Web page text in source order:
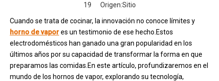
19 Origen:Sitio
Cuando se trata de cocinar, la innovación no conoce límites y
horno de vapores un testimonio de ese hecho.Estos
electrodomésticos han ganado una gran popularidad en los
últimos años por su capacidad de transformar la forma en que
preparamos las comidas.En este artículo, profundizaremos en el
mundo de los hornos de vapor, explorando su tecnología,